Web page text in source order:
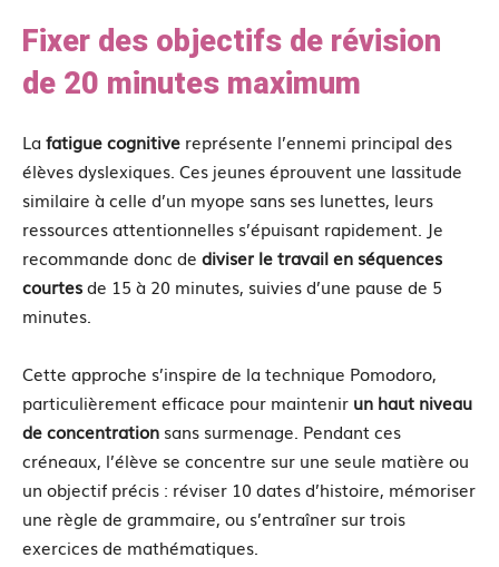
Fixer des objectifs de révision
de 20 minutes maximum
La fatigue cognitive représente l’ennemi principal des
élèves dyslexiques. Ces jeunes éprouvent une lassitude
similaire à celle d’un myope sans ses lunettes, leurs
ressources attentionnelles s’épuisant rapidement. Je
recommande donc de diviser le travail en séquences
courtesde 15 à 20 minutes, suivies d’une pause de 5
minutes.
Cette approche s’inspire de la technique Pomodoro,
particulièrement efficace pour maintenir un haut niveau
de concentration sans surmenage. Pendant ces
créneaux, l’élève se concentre sur une seule matière ou
un objectif précis : réviser 10 dates d’histoire, mémoriser
une règle de grammaire, ou s’entraîner sur trois
exercices de mathématiques.